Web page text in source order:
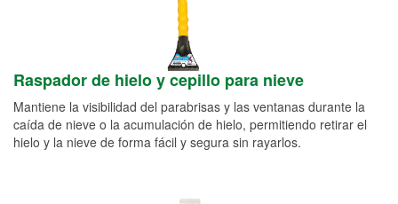
Raspador de hielo y cepillo para nieve
Mantiene la visibilidad del parabrisas y las ventanas durante la
caída de nieve o la acumulación de hielo, permitiendo retirar el
hielo y la nieve de forma fácil y segura sin rayarlos.